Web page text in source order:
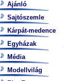
Ajánló
Sajtószemle
Kárpát-medence
Egyházak
Média
Modellvilág